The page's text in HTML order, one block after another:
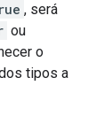
, será
ou
o
tipos a